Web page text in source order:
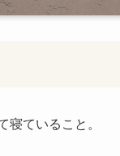
寝ていること。